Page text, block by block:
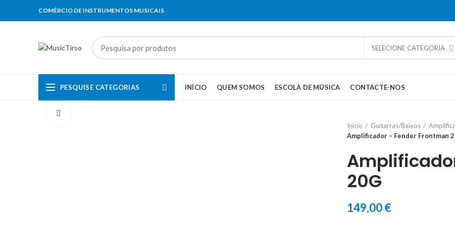
COMÉRCIO DE INSTRUMENTOS MUSICAIS
SELECIONE CATEGORIA
PESQUISE CATEGORIAS INÍCIO QUEM SOMOS ESCOLA DE MÚSICA CONTACTE-NOS
Início
Guitarras/Baixos
Amplificador – Fender Frontman
20G
149,00€